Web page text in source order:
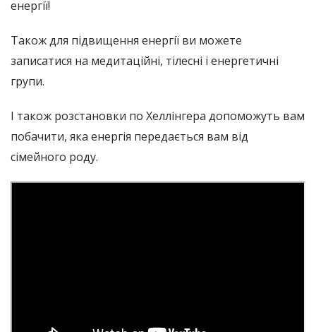
енергії!
Також для підвищення енергії ви можете
записатися на медитаційні, тілесні і енергетичні
групи.
І також розстановки по Хеллінгера допоможуть вам
побачити, яка енергія передається вам від
сімейного роду.